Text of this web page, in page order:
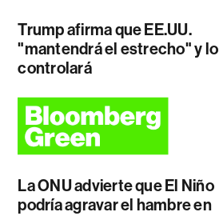
Trump afirma que EE.UU.
"mantendrá el estrecho" y lo
controlará
La ONU advierte que El Niño
podría agravar el hambre en